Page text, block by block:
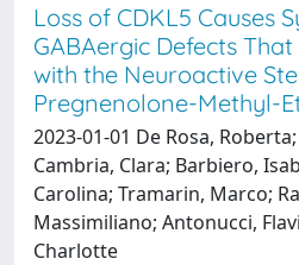
Loss of CDKL5 Causes
GABAergic Defects
with the Neuroactive
Pregnenolone-Methyl-
2023-01-01 De Rosa,
Cambria, Clara; Barbiero,
Carolina; Tramarin, Marco;
Massimiliano; Antonucci,
Charlotte